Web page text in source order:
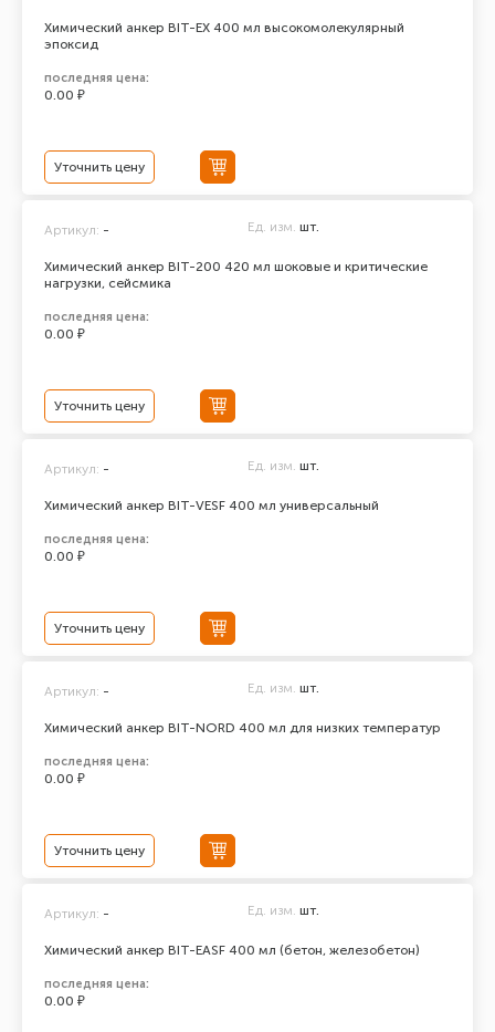
Химический анкер BIT-EX 400 мл высокомолекулярный
эпоксид
последняя цена:
0.00 ₽
Уточнить цену
Химический анкер BIT-200 420 мл шоковые и критические
нагрузки, сейсмика
Артикул: - Ед. изм. шт.
последняя цена:
0.00 ₽
Уточнить цену
Химический анкер BIT-VESF 400 мл универсальный
Артикул: - Ед. изм. шт.
последняя цена:
0.00 ₽
Уточнить цену
Химический анкер BIT-NORD 400 мл для низких температур
Артикул: - Ед. изм. шт.
последняя цена:
0.00 ₽
Уточнить цену
Химический анкер BIT-EASF 400 мл (бетон, железобетон)
Артикул: - Ед. изм. шт.
последняя цена:
0.00 ₽